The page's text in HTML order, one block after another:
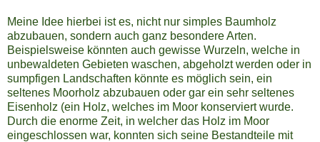
Meine Idee hierbei ist es, nicht nur simples Baumholz
abzubauen, sondern auch ganz besondere Arten.
Beispielsweise könnten auch gewisse Wurzeln, welche in
unbewaldeten Gebieten waschen, abgeholzt werden oder in
sumpfigen Landschaften könnte es möglich sein, ein
seltenes Moorholz abzubauen oder gar ein sehr seltenes
Eisenholz (ein Holz, welches im Moor konserviert wurde.
Durch die enorme Zeit, in welcher das Holz im Moor
eingeschlossen war, konnten sich seine Bestandteile mit